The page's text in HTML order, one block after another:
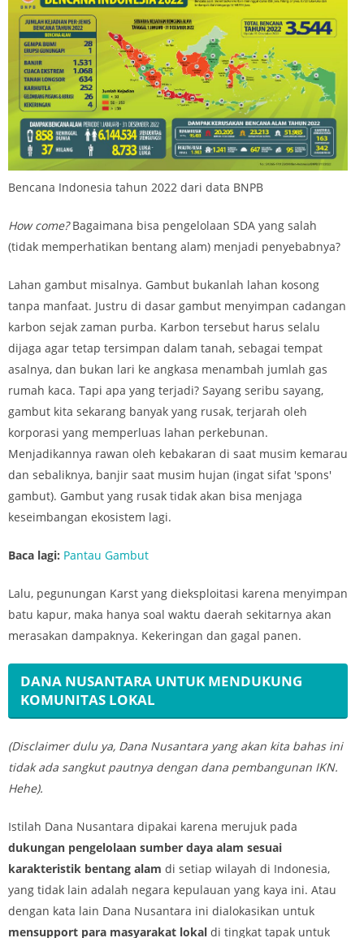
Bencana Indonesia tahun 2022 dari data BNPB
How come?Bagaimana bisa pengelolaan SDA yang salah
(tidak memperhatikan bentang alam) menjadi penyebabnya?
Lahan gambut misalnya. Gambut bukanlah lahan kosong
tanpa manfaat. Justru di dasar gambut menyimpan cadangan
karbon sejak zaman purba. Karbon tersebut harus selalu
dijaga agar tetap tersimpan dalam tanah, sebagai tempat
asalnya, dan bukan lari ke angkasa menambah jumlah gas
rumah kaca. Tapi apa yang terjadi? Sayang seribu sayang,
gambut kita sekarang banyak yang rusak, terjarah oleh
korporasi yang memperluas lahan perkebunan.
Menjadikannya rawan oleh kebakaran di saat musim kemarau
dan sebaliknya, banjir saat musim hujan (ingat sifat 'spons'
gambut). Gambut yang rusak tidak akan bisa menjaga
keseimbangan ekosistem lagi.
Baca lagi: Pantau Gambut
Lalu, pegunungan Karst yang dieksploitasi karena menyimpan
batu kapur, maka hanya soal waktu daerah sekitarnya akan
merasakan dampaknya. Kekeringan dan gagal panen.
DANA NUSANTARA UNTUK MENDUKUNG
KOMUNITAS LOKAL
(Disclaimer dulu ya, Dana Nusantara yang akan kita bahas ini
tidak ada sangkut pautnya dengan dana pembangunan IKN.
Hehe).
Istilah Dana Nusantara dipakai karena merujuk pada
dukungan pengelolaan sumber daya alam sesuai
karakteristik bentang alam di setiap wilayah di Indonesia,
yang tidak lain adalah negara kepulauan yang kaya ini. Atau
dengan kata lain Dana Nusantara ini dialokasikan untuk
mensupport para masyarakat lokal di tingkat tapak untuk